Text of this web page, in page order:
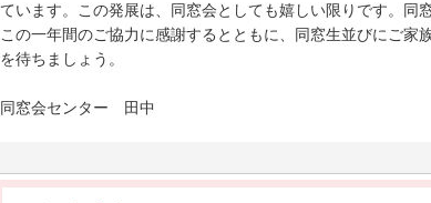
ています。この発展は、同窓会としても嬉しい限りです。同
この一年間のご協力に感謝するとともに、同窓生並びにご家
を待ちましょう。
同窓会センター 田中